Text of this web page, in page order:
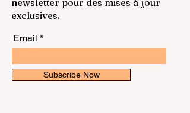
Tanzanie se distinguent par leur histoire,
leur reconnaissance officielle, leur di
domaine de la formation
commerciale. Abonnez-vous à notre
exclusives.
Email